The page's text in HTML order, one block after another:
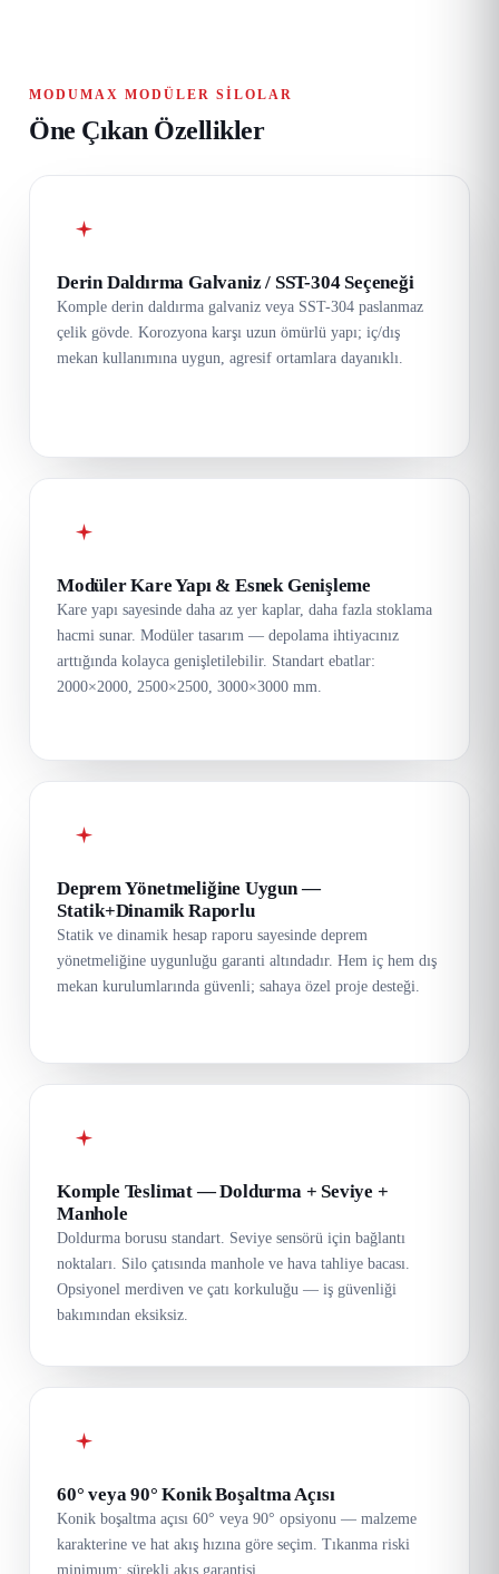
MODUMAX MODÜLER SILOLAR
Öne Çıkan Özellikler
Derin Daldırma Galvaniz / SST-304 Seçeneği
Komple derin daldırma galvaniz veya SST-304 paslanmaz
çelik gövde. Korozyona karşı uzun ömürlü yapı; iç/dış
mekan kullanımına uygun, agresif ortamlara dayanıklı.
Modüler Kare Yapı & Esnek Genişleme
Kare yapı sayesinde daha az yer kaplar, daha fazla stoklama
hacmi sunar. Modüler tasarım — depolama ihtiyacınız
arttığında kolayca genişletilebilir. Standart ebatlar:
2000×2000, 2500×2500, 3000×3000 mm.
Deprem Yönetmeliğine Uygun —
Statik+Dinamik Raporlu
Statik ve dinamik hesap raporu sayesinde deprem
yönetmeliğine uygunluğu garanti altındadır. Hem iç hem dış
mekan kurulumlarında güvenli; sahaya özel proje desteği.
Komple Teslimat — Doldurma + Seviye +
Manhole
Doldurma borusu standart. Seviye sensörü için bağlantı
noktaları. Silo çatısında manhole ve hava tahliye bacası.
Opsiyonel merdiven ve çatı korkuluğu — iş güvenliği
bakımından eksiksiz.
60° veya 90° Konik Boşaltma Açısı
Konik boşaltma açısı 60° veya 90° opsiyonu — malzeme
karakterine ve hat akış hızına göre seçim. Tıkanma riski
minimum; sürekli akış garantisi.